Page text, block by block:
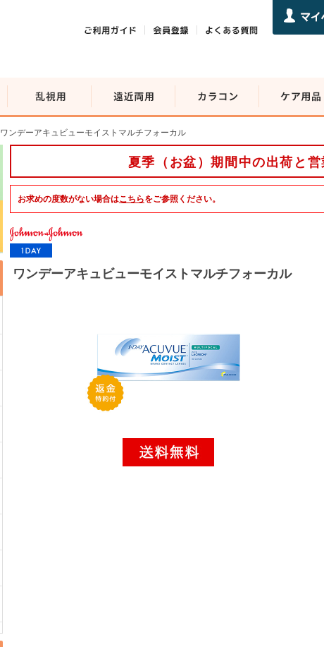
ワンデーアキュビューモイストマルチフォーカル
夏季（お盆）期間中の出荷と
お求めの度数がない場合はこちらをご参照ください。
ワンデーアキュビューモイストマルチフォーカル